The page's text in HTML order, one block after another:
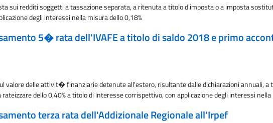
sui redditi soggetti a tassazione separata, a ritenuta a titolo d'imposta o a imposta
degli interessi nella misura dello 0,18%
5� rata dell'IVAFE a titolo di saldo 2018 e primo
delle attivit� finanziarie detenute all'estero, risultante dalle dichiarazioni annuali, a
dello 0,40% a titolo di interesse corrispettivo, con applicazione degli interessi nella
terza rata dell'Addizionale Regionale all'Irpef